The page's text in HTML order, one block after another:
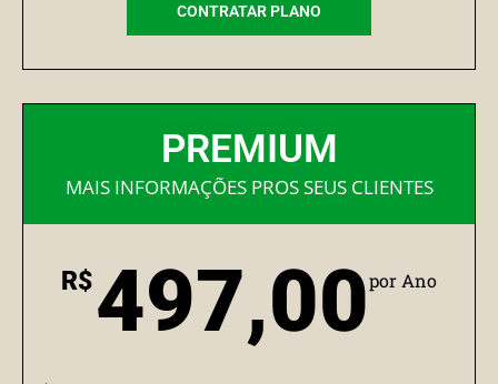
CONTRATAR PLANO
PREMIUM
MAIS INFORMAÇÕES PROS SEUS CLIENTES
R$497,00por Ano